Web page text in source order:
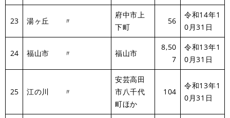
23 湯ヶ丘 〃
府中市上
下町
56
令和14年1
0月31日
24 福山市 〃 福山市
8,50
7
令和13年1
0月31日
25 江の川 〃
安芸高田
市八千代
町ほか
104
令和13年1
0月31日